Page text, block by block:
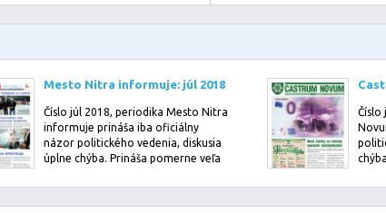
Mesto Nitra informuje: júl 2018
Číslo júl 2018, periodika Mesto Nitra
informuje prináša iba oficiálny
názor politického vedenia, diskusia
úplne chýba. Prináša pomerne veľa
Číslo